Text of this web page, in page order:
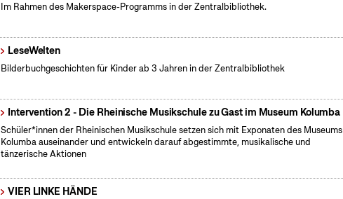
Im Rahmen des Makerspace-Programms in der Zentralbibliothek.
LeseWelten
Bilderbuchgeschichten für Kinder ab 3 Jahren in der Zentralbibliothek
Intervention 2 - Die Rheinische Musikschule zu Gast im Museum Kolumba
Schüler*innen der Rheinischen Musikschule setzen sich mit Exponaten des Museums
Kolumba auseinander und entwickeln darauf abgestimmte, musikalische und
tänzerische Aktionen
VIER LINKE HÄNDE